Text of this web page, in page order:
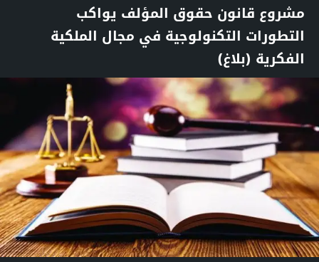
مشروع قانون حقوق المؤلف يواكب
التطورات التكنولوجية في مجال الملكية
الفكرية (بلاغ)